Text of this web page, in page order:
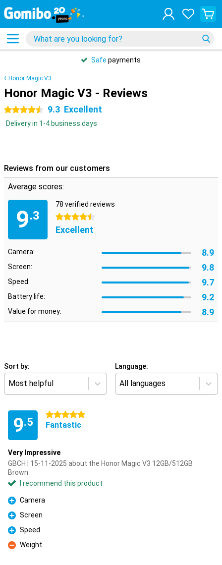
Safe payments
Honor Magic V3
Honor Magic V3 - Reviews
4.5 stars 9.3 Excellent
Delivery in 1-4 business days
Reviews from our customers
Average scores:
9.3
78 verified reviews
4.5 stars
Excellent
Camera: 8.9
Screen: 9.8
Speed: 9.7
Battery life: 9.2
Value for money: 8.9
Sort by:
Most helpful
Language:
All languages
9.5
5 stars
Fantastic
Very Impressive
GBCH | 15-11-2025 about the Honor Magic V3 12GB/512GB
Brown
I recommend this product
Pro
Camera
Pro
Screen
Pro
Speed
Con
Weight